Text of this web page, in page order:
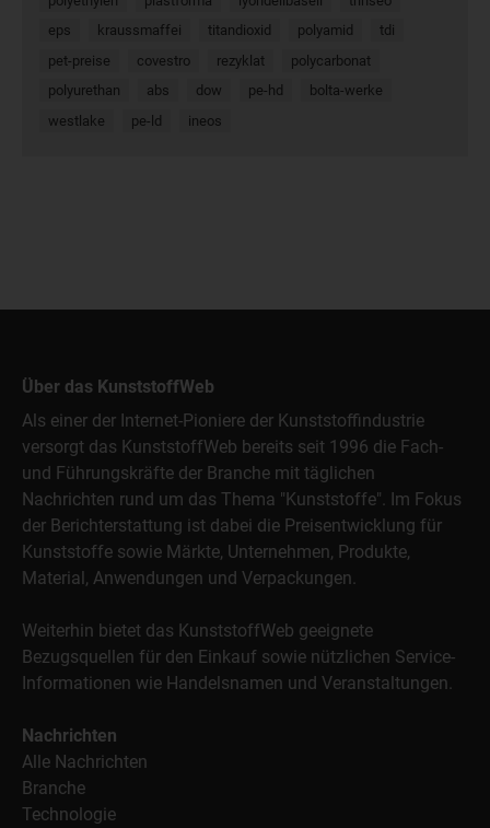
eps
kraussmaffei titandioxid polyamid
tdi
pet-preise
covestro rezyklat
polycarbonat
polyurethan
abs dow pe-hd
bolta-werke
westlake
pe-ld ineos
Über das KunststoffWeb
Als einer der Internet-Pioniere der Kunststoffindustrie
versorgt das KunststoffWeb bereits seit 1996 die Fach-
und Führungskräfte der Branche mit täglichen
Nachrichten rund um das Thema "Kunststoffe". Im Fokus
der Berichterstattung ist dabei die Preisentwicklung für
Kunststoffe sowie Märkte, Unternehmen, Produkte,
Material, Anwendungen und Verpackungen.
Weiterhin bietet das KunststoffWeb geeignete
Bezugsquellen für den Einkauf sowie nützlichen Service-
Informationen wie Handelsnamen und Veranstaltungen.
Nachrichten
Alle Nachrichten
Branche
Technologie